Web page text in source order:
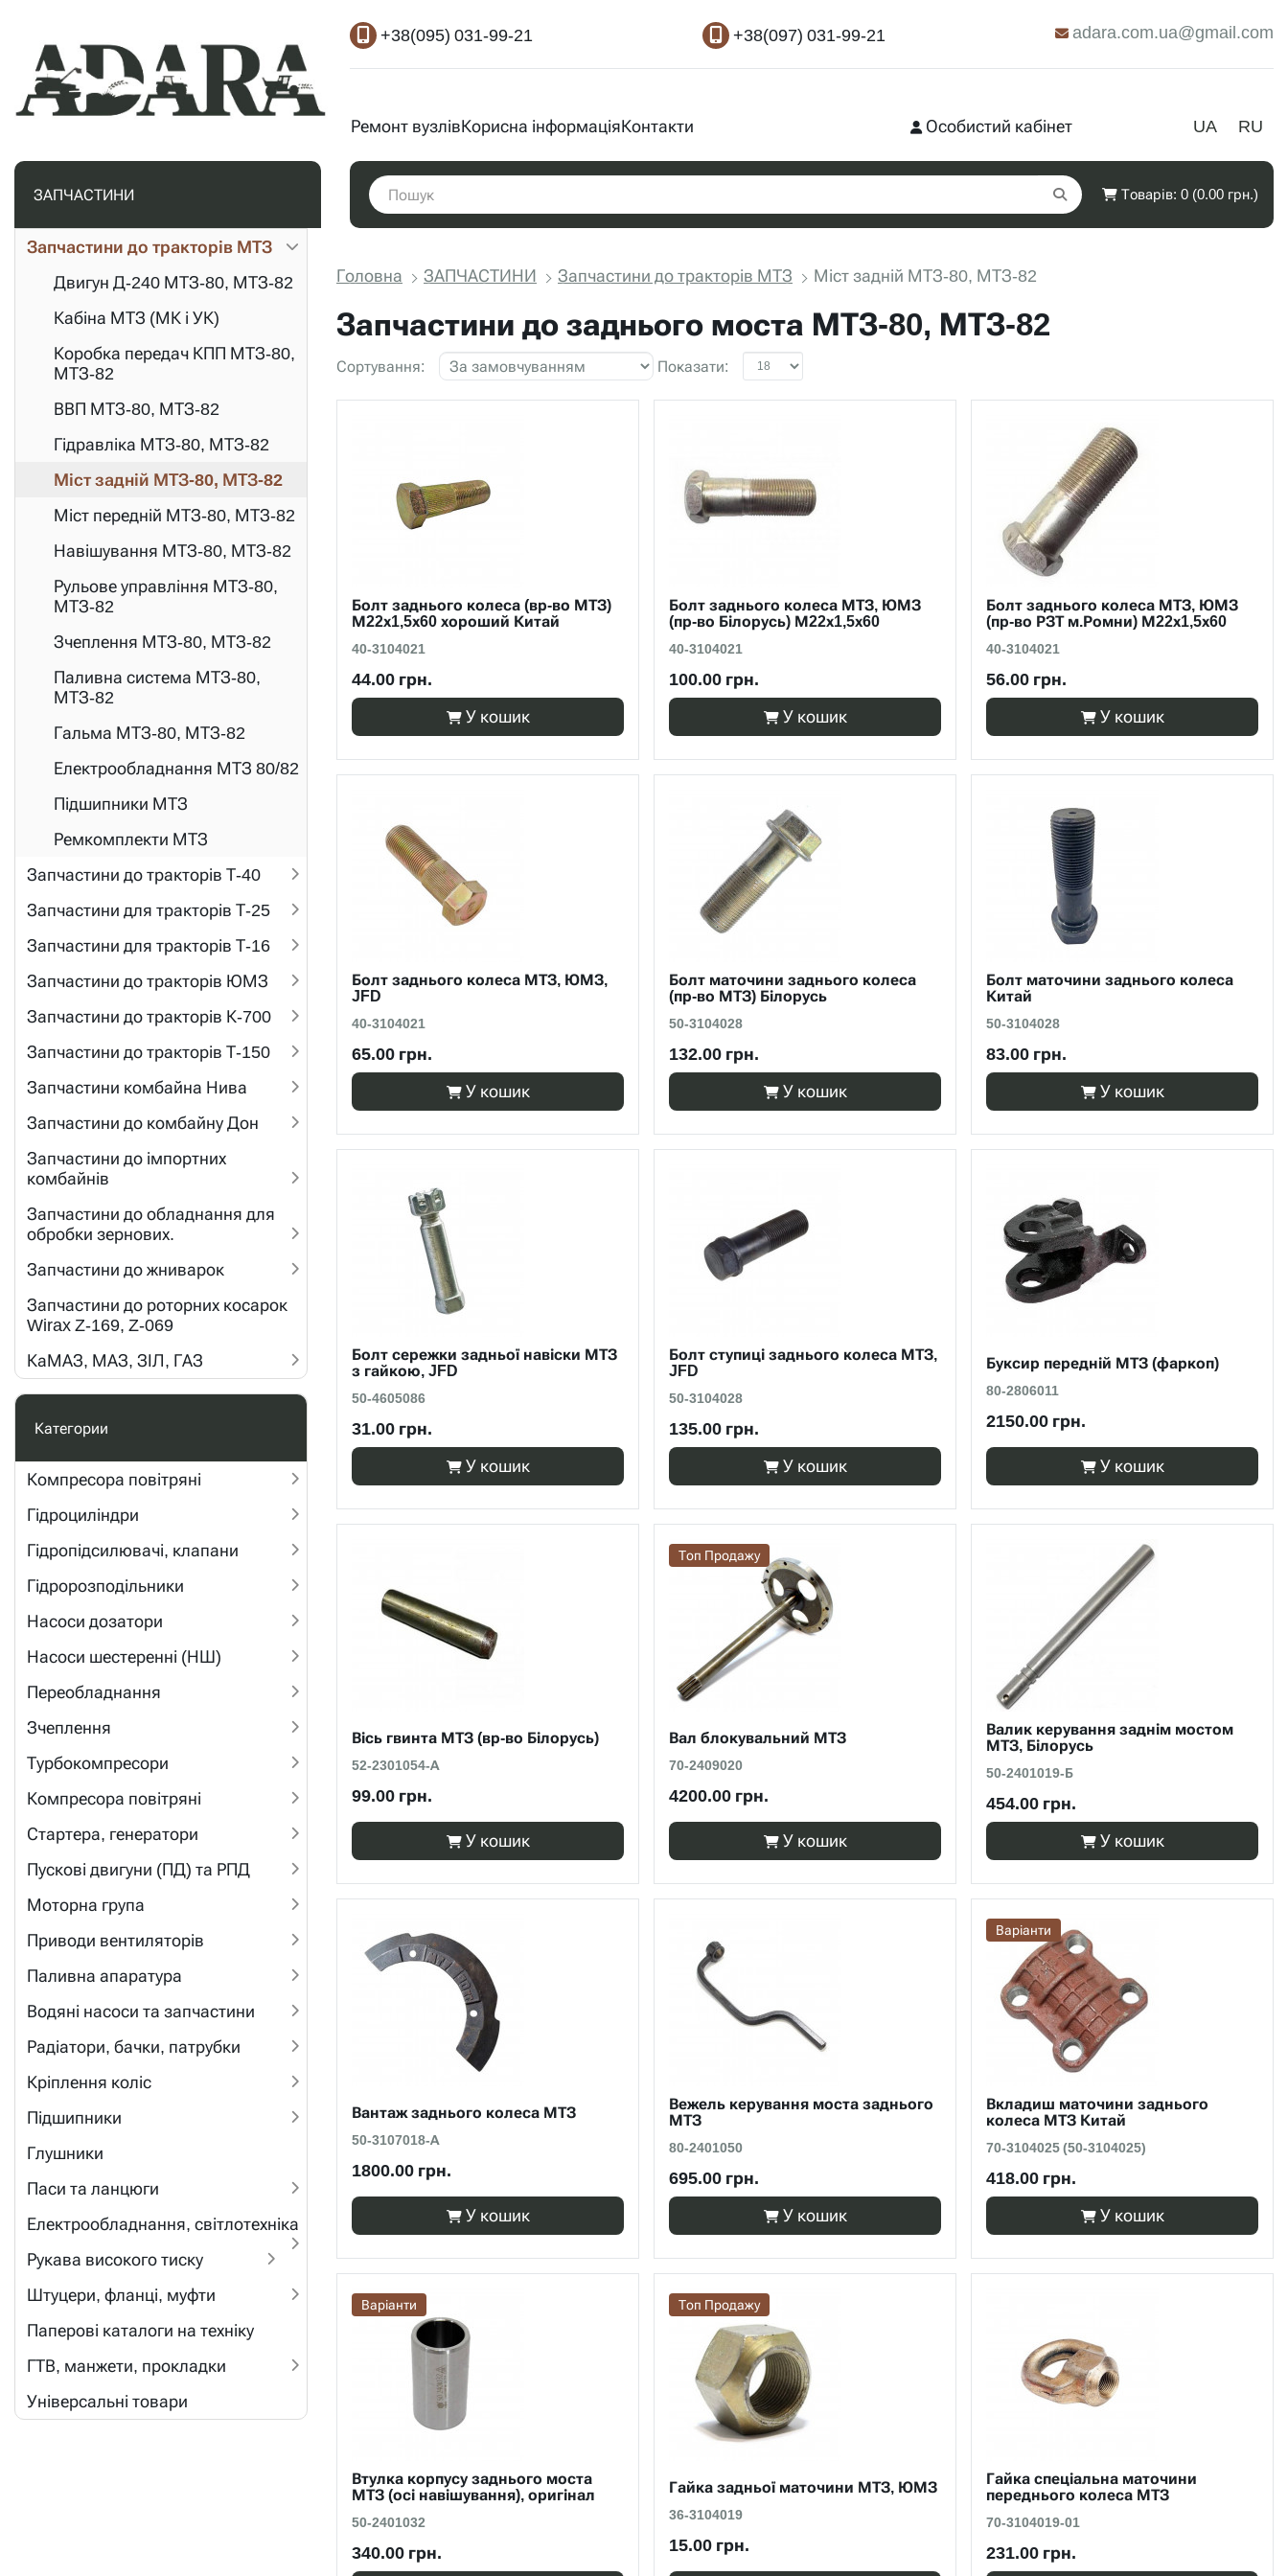
+38(095) 031-99-21 +38(097) 031-99-21 adara.com.ua@gmail.com
Ремонт вузлівКорисна інформаціяКонтакти UA RU
Особистий кабінет
ЗАПЧАСТИНИ Товарів: 0 (0.00 грн.)
Запчастини до тракторів МТЗ
Двигун Д-240 МТЗ-80, МТЗ-82
Кабіна МТЗ (МК і УК)
Коробка передач КПП МТЗ-80,
МТЗ-82
ВВП МТЗ-80, МТЗ-82
Гідравліка МТЗ-80, МТЗ-82
Міст задній МТЗ-80, МТЗ-82
Міст передній МТЗ-80, МТЗ-82
Навішування МТЗ-80, МТЗ-82
Рульове управління МТЗ-80,
МТЗ-82
Зчеплення МТЗ-80, МТЗ-82
Паливна система МТЗ-80,
МТЗ-82
Гальма МТЗ-80, МТЗ-82
Електрообладнання МТЗ 80/82
Підшипники МТЗ
Ремкомплекти МТЗ
Запчастини до тракторів Т-40
Запчастини для тракторів Т-25
Запчастини для тракторів Т-16
Запчастини до тракторів ЮМЗ
Запчастини до тракторів К-700
Запчастини до тракторів Т-150
Запчастини комбайна Нива
Запчастини до комбайну Дон
Запчастини до імпортних
комбайнів
Запчастини до обладнання для
обробки зернових.
Запчастини до жниварок
Запчастини до роторних косарок
Wirax Z-169, Z-069
КаМАЗ, МАЗ, ЗІЛ, ГАЗ
Категории
Компресора повітряні
Гідроциліндри
Гідропідсилювачі, клапани
Гідророзподільники
Насоси дозатори
Насоси шестеренні (НШ)
Переобладнання
Зчеплення
Турбокомпресори
Компресора повітряні
Стартера, генератори
Пускові двигуни (ПД) та РПД
Моторна група
Приводи вентиляторів
Паливна апаратура
Водяні насоси та запчастини
Радіатори, бачки, патрубки
Кріплення коліс
Підшипники
Глушники
Паси та ланцюги
Електрообладнання, світлотехніка
Рукава високого тиску
Штуцери, фланці, муфти
Паперові каталоги на техніку
ГТВ, манжети, прокладки
Універсальні товари
Головна ЗАПЧАСТИНИ Запчастини до тракторів МТЗ Міст задній МТЗ-80, МТЗ-82
Запчастини до заднього моста МТЗ-80, МТЗ-82
Сортування: Показати:
Болт заднього колеса (вр-во МТЗ)
М22х1,5х60 хороший Китай
40-3104021
44.00 грн.
У кошик
Болт заднього колеса МТЗ, ЮМЗ
(пр-во Білорусь) М22х1,5х60
40-3104021
100.00 грн.
У кошик
Болт заднього колеса МТЗ, ЮМЗ
(пр-во РЗТ м.Ромни) М22х1,5х60
40-3104021
56.00 грн.
У кошик
Болт заднього колеса МТЗ, ЮМЗ,
JFD
40-3104021
65.00 грн.
У кошик
Болт маточини заднього колеса
(пр-во МТЗ) Білорусь
50-3104028
132.00 грн.
У кошик
Болт маточини заднього колеса
Китай
50-3104028
83.00 грн.
У кошик
Болт сережки задньої навіски МТЗ
з гайкою, JFD
50-4605086
31.00 грн.
У кошик
Болт ступиці заднього колеса МТЗ,
JFD
50-3104028
135.00 грн.
У кошик
Буксир передній МТЗ (фаркоп)
80-2806011
2150.00 грн.
У кошик
Вісь гвинта МТЗ (вр-во Білорусь)
52-2301054-А
99.00 грн.
У кошик
Топ Продажу
Вал блокувальний МТЗ
70-2409020
4200.00 грн.
У кошик
Валик керування заднім мостом
МТЗ, Білорусь
50-2401019-Б
454.00 грн.
У кошик
Вантаж заднього колеса МТЗ
50-3107018-А
1800.00 грн.
У кошик
Вежель керування моста заднього
МТЗ
80-2401050
695.00 грн.
У кошик
Варіанти
Вкладиш маточини заднього
колеса МТЗ Китай
70-3104025 (50-3104025)
418.00 грн.
У кошик
Варіанти
Втулка корпусу заднього моста
МТЗ (осі навішування), оригінал
50-2401032
340.00 грн.
Топ Продажу
Гайка задньої маточини МТЗ, ЮМЗ
36-3104019
15.00 грн.
Гайка спеціальна маточини
переднього колеса МТЗ
70-3104019-01
231.00 грн.